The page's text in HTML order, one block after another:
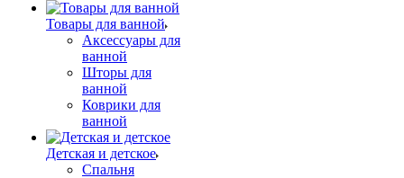
Товары для ванной
Аксессуары для
ванной
Шторы для
ванной
Коврики для
ванной
Детская и детское
Спальня